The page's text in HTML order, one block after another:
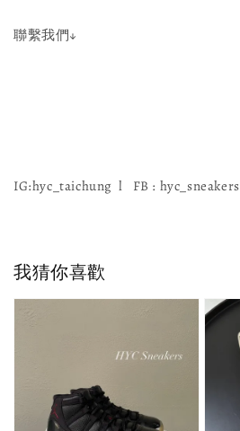
聯繫我們↓
IG:hyc_taichung l FB : hyc_sneakers
我猜你喜歡